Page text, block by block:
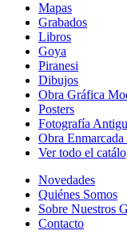
Mapas
Grabados
Libros
Goya
Piranesi
Dibujos
Obra Gráfica
Posters
Fotografía
Obra Enmarcada
Ver todo el
Novedades
Quiénes Somos
Sobre Nuestros
Contacto